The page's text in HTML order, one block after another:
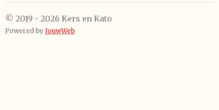
© 2019 - 2026 Kers en Kato
Powered byJouwWeb